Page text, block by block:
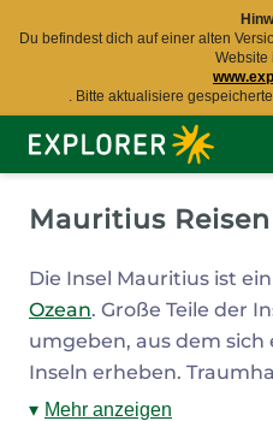
Du befindest dich auf einer alten
Website
. Bitte aktualisiere
Explorer
Fernreisen
Mauritius Reisen
Die Insel Mauritius ist
Ozean. Große Teile der
umgeben, aus dem
Inseln erheben.
türkisblaues Wasser mit
Mehr anzeigen